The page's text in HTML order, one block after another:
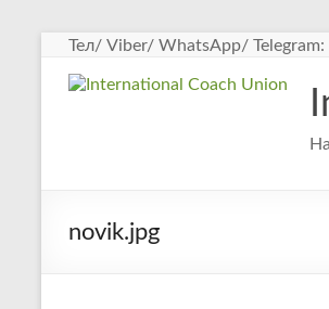
Перейти
содержимому
Тел/ Viber/ WhatsApp/ Telegram:
novik.jpg